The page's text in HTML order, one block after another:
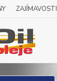
ZAJÍMAVOSTI